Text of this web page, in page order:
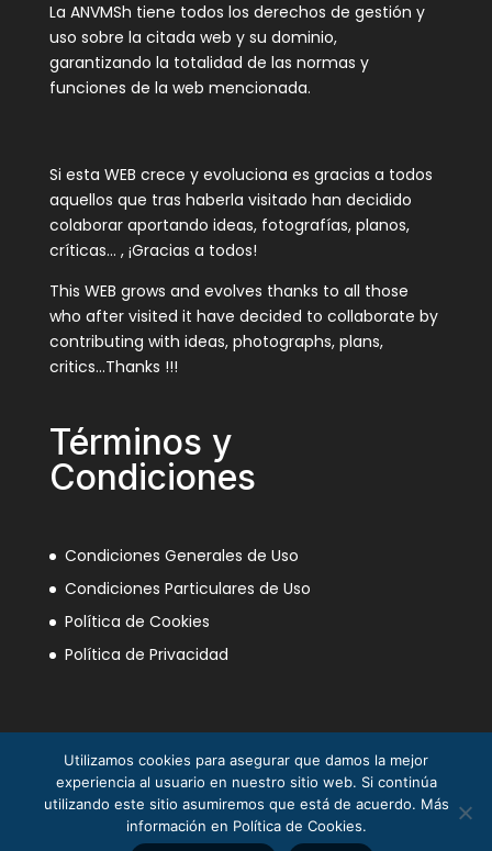
La ANVMSh tiene todos los derechos de gestión y
uso sobre la citada web y su dominio,
garantizando la totalidad de las normas y
funciones de la web mencionada.
Si esta WEB crece y evoluciona es gracias a todos
aquellos que tras haberla visitado han decidido
colaborar aportando ideas, fotografías, planos,
críticas… , ¡Gracias a todos!
This WEB grows and evolves thanks to all those
who after visited it have decided to collaborate by
contributing with ideas, photographs, plans,
critics…Thanks !!!
Términos y
Condiciones
Condiciones Generales de Uso
Condiciones Particulares de Uso
Política de Cookies
Política de Privacidad
La Mili en el Sáhara ® Juan Piqueras 2003-2013
Utilizamos cookies para asegurar que damos la mejor
experiencia al usuario en nuestro sitio web. Si continúa
utilizando este sitio asumiremos que está de acuerdo. Más
información en Política de Cookies.